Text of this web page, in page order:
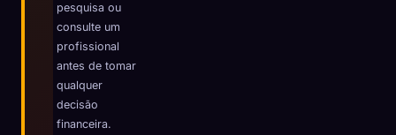
pesquisa ou
consulte um
profissional
antes de tomar
qualquer
decisão
financeira.
🧬Xeno Database
Coletados:
Coleção
☁️Salve sua coleção em todos os dispositivos